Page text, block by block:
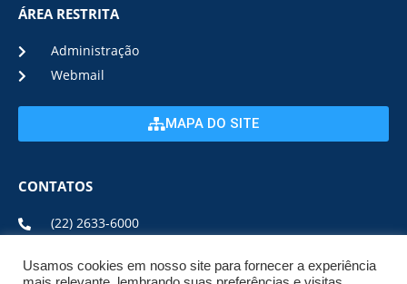
ÁREA RESTRITA
Administração
Webmail
MAPA DO SITE
CONTATOS
(22) 2633-6000
ENDEREÇO E HORÁRIO
Usamos cookies em nosso site para fornecer a experiência